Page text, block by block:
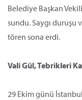
Belediye Başkan
sundu. Saygı duruşu
tören sona erdi.
Vali Gül, Tebrikleri
29 Ekim günü